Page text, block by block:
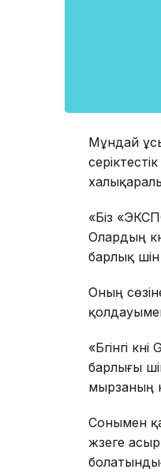
Мұндай
«Біз
Олардың
барлық
Оның
«Бүгінгі
барлығы
мырзаның
Сонымен
жүзеге